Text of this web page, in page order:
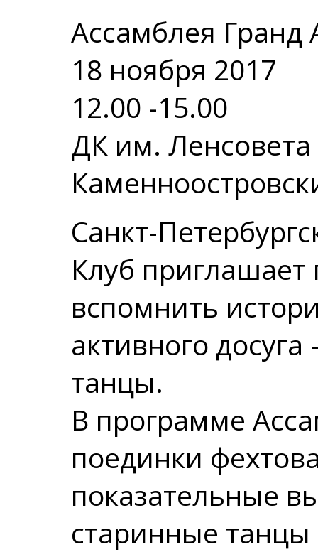
Ассамблея Гранд
18 ноября 2017
12.00 -15.00
ДК им. Ленсовета
Санкт-
Клуб
вспомнить
активного
танцы.
В программе
поединки
показательные
старинные